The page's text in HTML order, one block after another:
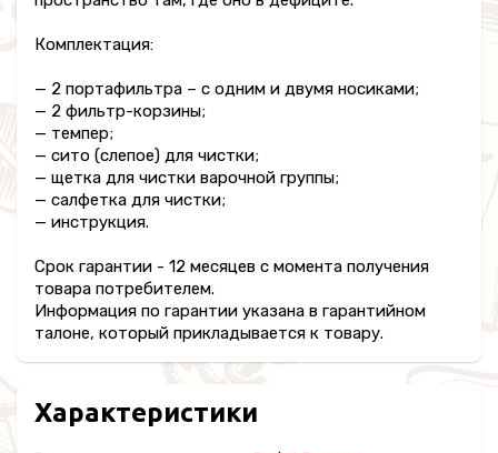
Комплектация:
— 2 портафильтра – с одним и двумя носиками;
— 2 фильтр-корзины;
— темпер;
— сито (слепое) для чистки;
— щетка для чистки варочной группы;
— салфетка для чистки;
— инструкция.
Срок гарантии - 12 месяцев с момента получения
товара потребителем.
Информация по гарантии указана в гарантийном
талоне, который прикладывается к товару.
Характеристики